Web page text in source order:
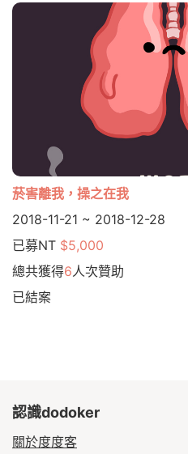
菸害離我，操之在我
2018-11-21 ~ 2018-12-28
已募NT $5,000
總共獲得6人次贊助
已結案
認識dodoker
關於度度客